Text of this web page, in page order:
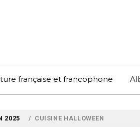
française et francophone
2025 CUISINE HALLOWEEN